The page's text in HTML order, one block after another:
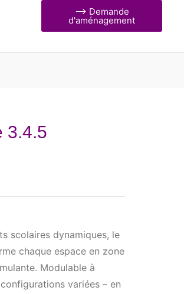
⟶ Demande
d'aménagement
3.4.5
scolaires dynamiques, le
chaque espace en zone
Modulable à
variées – en